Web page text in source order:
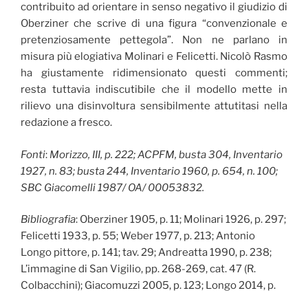
contribuito ad orientare in senso negativo il giudizio di
Oberziner che scrive di una figura “convenzionale e
pretenziosamente pettegola”. Non ne parlano in
misura più elogiativa Molinari e Felicetti. Nicolò Rasmo
ha giustamente ridimensionato questi commenti;
resta tuttavia indiscutibile che il modello mette in
rilievo una disinvoltura sensibilmente attutitasi nella
redazione a fresco.
Fonti: Morizzo, III, p. 222; ACPFM, busta 304, Inventario
1927, n. 83; busta 244, Inventario 1960, p. 654, n. 100;
SBC Giacomelli 1987/ OA/ 00053832.
Bibliografia: Oberziner 1905, p. 11; Molinari 1926, p. 297;
Felicetti 1933, p. 55; Weber 1977, p. 213; Antonio
Longo pittore, p. 141; tav. 29; Andreatta 1990, p. 238;
L’immagine di San Vigilio, pp. 268-269, cat. 47 (R.
Colbacchini); Giacomuzzi 2005, p. 123; Longo 2014, p.